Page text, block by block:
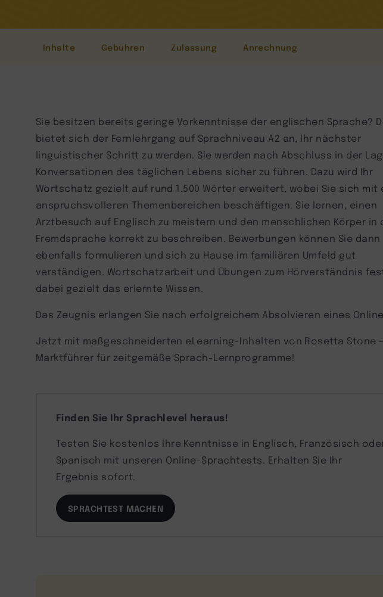
Inhalte Gebühren Zulassung Anrechnung
Sie besitzen bereits geringe Vorkenntnisse der englischen Sprache?
bietet sich der Fernlehrgang auf Sprachniveau A2 an, Ihr nächster
linguistischer Schritt zu werden. Sie werden nach Abschluss in der
Konversationen des täglichen Lebens sicher zu führen. Dazu wird Ihr
Wortschatz gezielt auf rund 1.500 Wörter erweitert, wobei Sie sich mit
anspruchsvolleren Themenbereichen beschäftigen. Sie lernen, einen
Arztbesuch auf Englisch zu meistern und den menschlichen Körper in
Fremdsprache korrekt zu beschreiben. Bewerbungen können Sie dann
ebenfalls formulieren und sich zu Hause im familiären Umfeld gut
verständigen. Wortschatzarbeit und Übungen zum Hörverständnis
dabei gezielt das erlernte Wissen.
Das Zeugnis erlangen Sie nach erfolgreichem Absolvieren eines
Jetzt mit maßgeschneiderten eLearning-Inhalten von Rosetta Stone –
Marktführer für zeitgemäße Sprach-Lernprogramme!
Finden Sie Ihr Sprachlevel heraus!
Testen Sie kostenlos Ihre Kenntnisse in Englisch, Französisch
Spanisch mit unseren Online-Sprachtests. Erhalten Sie Ihr
Ergebnis sofort.
SPRACHTEST MACHEN